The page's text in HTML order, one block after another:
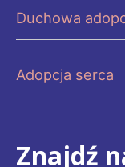
Duchowa
Adopcja serca
Znajdź